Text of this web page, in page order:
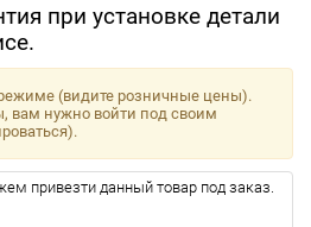
при установке детали
режиме (видите розничные цены).
вам нужно войти под своим
привезти данный товар под заказ.